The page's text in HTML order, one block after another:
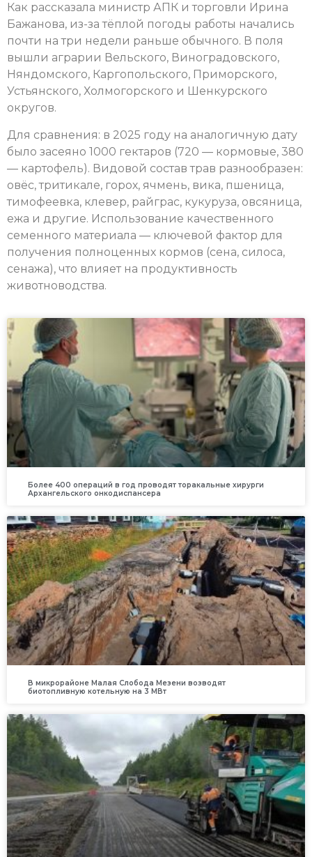
Как рассказала министр АПК и торговли Ирина
Бажанова, из-за тёплой погоды работы начались
почти на три недели раньше обычного. В поля
вышли аграрии Вельского, Виноградовского,
Няндомского, Каргопольского, Приморского,
Устьянского, Холмогорского и Шенкурского
округов.
Для сравнения: в 2025 году на аналогичную дату
было засеяно 1000 гектаров (720 — кормовые, 380
— картофель). Видовой состав трав разнообразен:
овёс, тритикале, горох, ячмень, вика, пшеница,
тимофеевка, клевер, райграс, кукуруза, овсяница,
ежа и другие. Использование качественного
семенного материала — ключевой фактор для
получения полноценных кормов (сена, силоса,
сенажа), что влияет на продуктивность
животноводства.
Более 400 операций в год проводят торакальные хирурги
Архангельского онкодиспансера
В микрорайоне Малая Слобода Мезени возводят
биотопливную котельную на 3 МВт